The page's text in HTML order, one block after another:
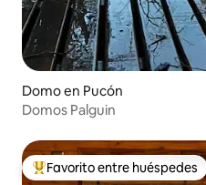
Domo en Pucón
Domos Palguin
Favorito entre huéspedes
Favorito entre huéspedes